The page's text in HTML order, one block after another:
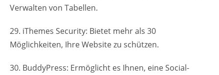
Verwalten von Tabellen.
29. iThemes Security: Bietet mehr als 30
Möglichkeiten, Ihre Website zu schützen.
30. BuddyPress: Ermöglicht es Ihnen, eine Social-